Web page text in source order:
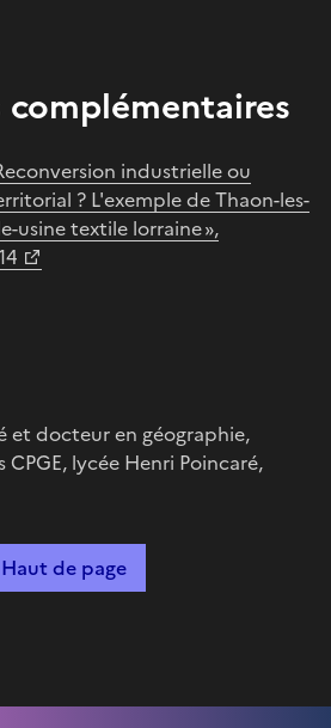
industrielle ou
? L'exemple de Thaon-les-
usine textile lorraine »,
et docteur en géographie,
CPGE, lycée Henri Poincaré,
Haut de page